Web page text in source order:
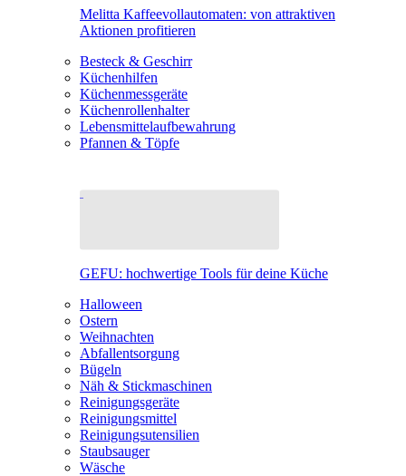
Melitta Kaffeevollautomaten: von attraktiven
Aktionen profitieren
Besteck & Geschirr
Küchenhilfen
Küchenmessgeräte
Küchenrollenhalter
Lebensmittelaufbewahrung
Pfannen & Töpfe
GEFU: hochwertige Tools für deine Küche
Halloween
Ostern
Weihnachten
Abfallentsorgung
Bügeln
Näh & Stickmaschinen
Reinigungsgeräte
Reinigungsmittel
Reinigungsutensilien
Staubsauger
Wäsche